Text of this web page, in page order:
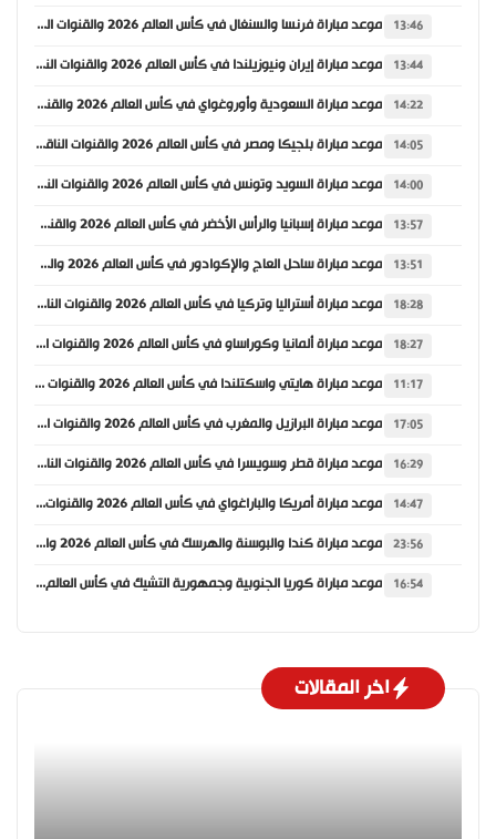
13:46 موعد مباراة فرنسا والسنغال في كأس العالم 2026 والقنوات الناقلة
13:44 موعد مباراة إيران ونيوزيلندا في كأس العالم 2026 والقنوات الناقلة
14:22 موعد مباراة السعودية وأوروغواي في كأس العالم 2026 والقنوات الناقلة
14:05 موعد مباراة بلجيكا ومصر في كأس العالم 2026 والقنوات الناقلة
14:00 موعد مباراة السويد وتونس في كأس العالم 2026 والقنوات الناقلة
13:57 موعد مباراة إسبانيا والرأس الأخضر في كأس العالم 2026 والقنوات الناقلة
13:51 موعد مباراة ساحل العاج والإكوادور في كأس العالم 2026 والقنوات الناقلة
18:28 موعد مباراة أستراليا وتركيا في كأس العالم 2026 والقنوات الناقلة
18:27 موعد مباراة ألمانيا وكوراساو في كأس العالم 2026 والقنوات الناقلة
11:17 موعد مباراة هايتي واسكتلندا في كأس العالم 2026 والقنوات الناقلة
17:05 موعد مباراة البرازيل والمغرب في كأس العالم 2026 والقنوات الناقلة
16:29 موعد مباراة قطر وسويسرا في كأس العالم 2026 والقنوات الناقلة
14:47 موعد مباراة أمريكا والباراغواي في كأس العالم 2026 والقنوات الناقلة
23:56 موعد مباراة كندا والبوسنة والهرسك في كأس العالم 2026 والقنوات الناقلة
16:54 موعد مباراة كوريا الجنوبية وجمهورية التشيك في كأس العالم 2026 والقنوات الناقلة
اخر المقالات